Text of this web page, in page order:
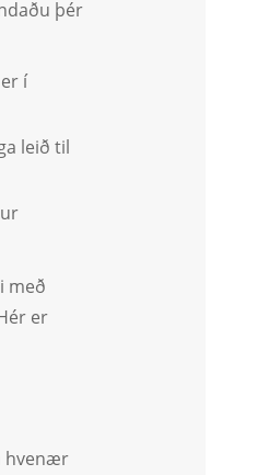
þér
í
leið til
með
er
hvenær